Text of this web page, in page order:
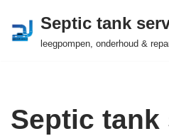
Ga
Septic tank
leegpompen, onderhoud &
Septic tank